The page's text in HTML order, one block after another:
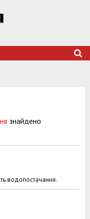
знайдено
водопостачання.